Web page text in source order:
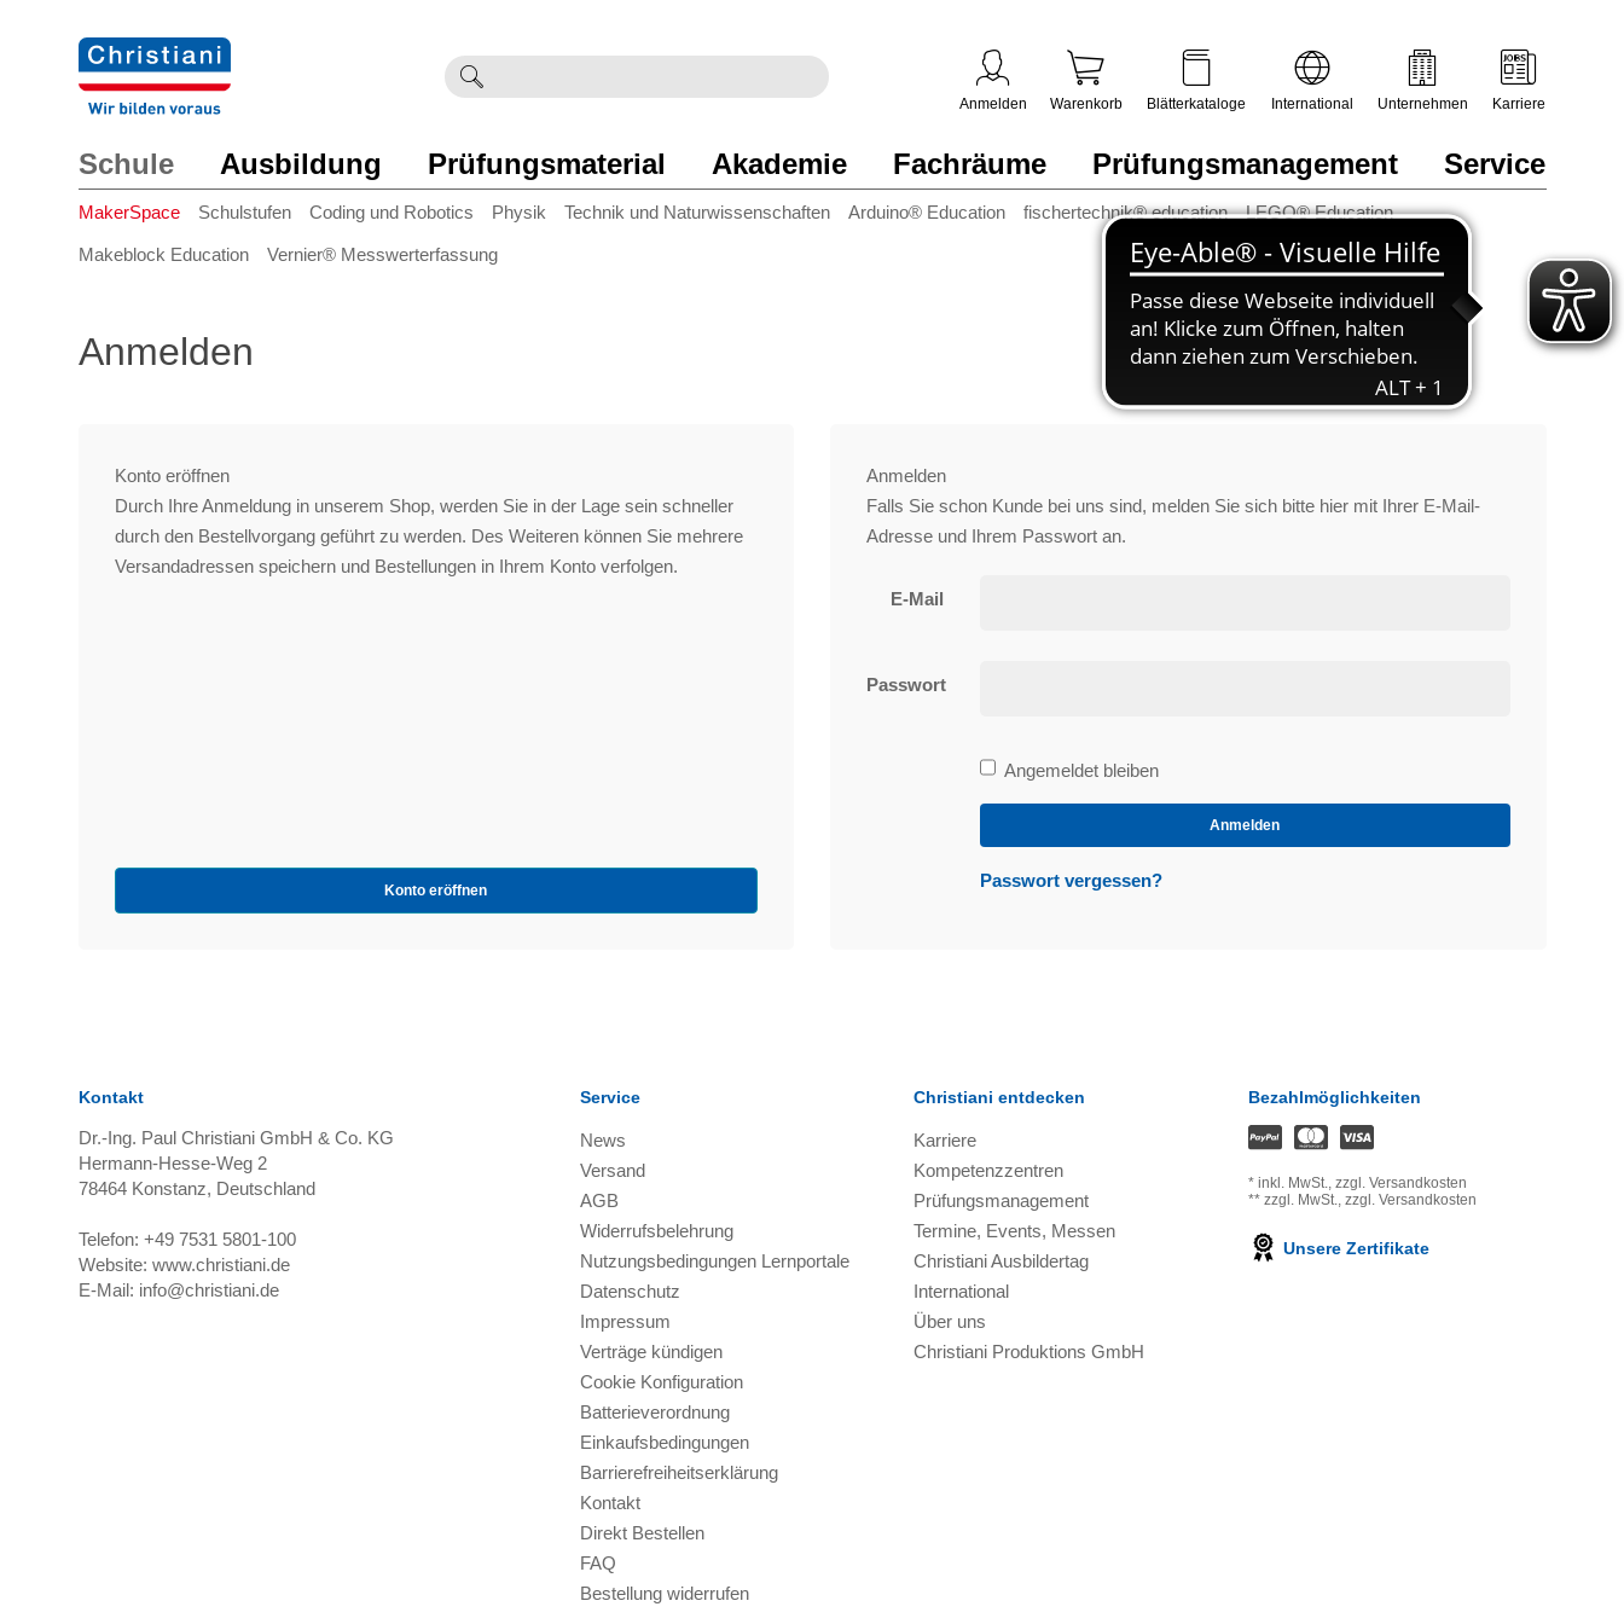
eingeben
Schule
MakerSpace Schulstufen Coding und Robotics Physik Technik und Naturwissenschaften Arduino® Education fischertechnik® education LEGO® Education
Makeblock Education Vernier® Messwerterfassung
Ausbildung Prüfungsmaterial Akademie Fachräume Prüfungsmanagement Service
Anmelden Warenkorb Blätterkataloge International Unternehmen Karriere
Anmelden
Konto eröffnen
Durch Ihre Anmeldung in unserem Shop, werden Sie in der Lage sein schneller
durch den Bestellvorgang geführt zu werden. Des Weiteren können Sie mehrere
Versandadressen speichern und Bestellungen in Ihrem Konto verfolgen.
Konto eröffnen
Anmelden
Falls Sie schon Kunde bei uns sind, melden Sie sich bitte hier mit Ihrer E-Mail-
Adresse und Ihrem Passwort an.
E-Mail
Passwort
Bleibe
angemeldet
Angemeldet bleiben
Anmelden
Passwort vergessen?
Kontakt
Dr.-Ing. Paul Christiani GmbH & Co. KG
Hermann-Hesse-Weg 2
78464Konstanz, Deutschland
Telefon: +49 7531 5801-100
Website: www.christiani.de
E-Mail: info@christiani.de
Service
News
Versand
AGB
Widerrufsbelehrung
Nutzungsbedingungen Lernportale
Datenschutz
Impressum
Verträge kündigen
Cookie Konfiguration
Batterieverordnung
Einkaufsbedingungen
Barrierefreiheitserklärung
Kontakt
Direkt Bestellen
FAQ
Bestellung widerrufen
Christiani entdecken
Karriere
Kompetenzzentren
Prüfungsmanagement
Termine, Events, Messen
Christiani Ausbildertag
International
Über uns
Christiani Produktions GmbH
Bezahlmöglichkeiten
* inkl. MwSt., zzgl. Versandkosten
** zzgl. MwSt., zzgl. Versandkosten
Unsere Zertifikate